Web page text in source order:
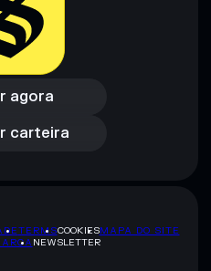
agora
agora
carteira
carteira
TERMSCOOKIESMAPA DO SITE
NEWSLETTER